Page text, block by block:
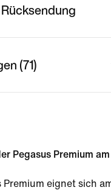
(71)
Pegasus Premium
Premium eignet sich